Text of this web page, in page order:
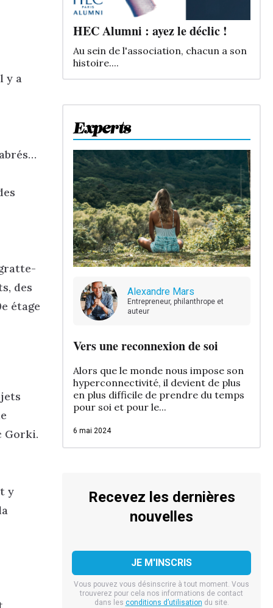
y a
des
étage
Gorki.
y
Experts
Alexandre Mars
Entrepreneur, philanthrope et
auteur
Vers une reconnexion de soi
Alors que le monde nous impose son
hyperconnectivité, il devient de plus
en plus difficile de prendre du temps
pour soi et pour le...
6 mai 2024
Recevez les dernières
nouvelles
Vous pouvez vous désinscrire à tout moment. Vous
trouverez pour cela nos informations de contact
dans les conditions d’utilisation du site.
HEC Alumni : ayez le déclic !
Au sein de l'association, chacun a son
histoire....